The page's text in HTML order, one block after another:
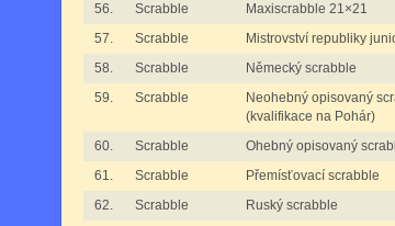
56.
Scrabble Maxiscrabble 21×21
57.
Scrabble Mistrovství republiky
58.
Scrabble Německý scrabble
59.
Scrabble
Neohebný opisovaný
(kvalifikace na Pohár)
60. Scrabble Ohebný opisovaný
61.
Scrabble Přemísťovací scrabble
62.
Scrabble Ruský scrabble